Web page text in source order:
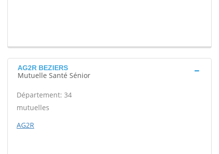
AG2R BEZIERS
Mutuelle Santé Sénior
Département: 34
mutuelles
AG2R